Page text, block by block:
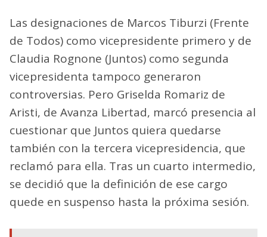
Las designaciones de Marcos Tiburzi (Frente
de Todos) como vicepresidente primero y de
Claudia Rognone (Juntos) como segunda
vicepresidenta tampoco generaron
controversias. Pero Griselda Romariz de
Aristi, de Avanza Libertad, marcó presencia al
cuestionar que Juntos quiera quedarse
también con la tercera vicepresidencia, que
reclamó para ella. Tras un cuarto intermedio,
se decidió que la definición de ese cargo
quede en suspenso hasta la próxima sesión.